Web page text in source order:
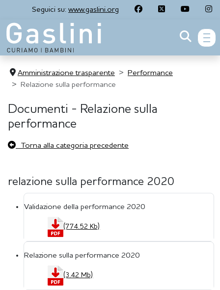
Seguici su: www.gaslini.org
Amministrazione trasparente
Performance
Relazione sulla performance
Documenti - Relazione sulla
performance
Torna alla categoria precedente
relazione sulla performance 2020
Validazione della performance 2020
(774.52 Kb)
Relazione sulla performance 2020
(3.42 Mb)